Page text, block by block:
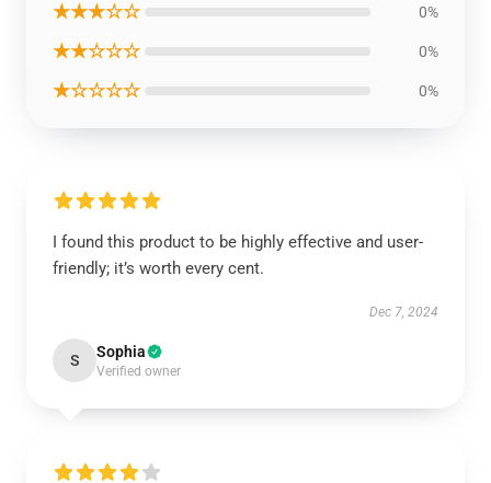
★★★☆☆ 0%
★★☆☆☆ 0%
★☆☆☆☆ 0%
I found this product to be highly effective and user-
friendly; it’s worth every cent.
Dec 7, 2024
S Sophia
Verified owner